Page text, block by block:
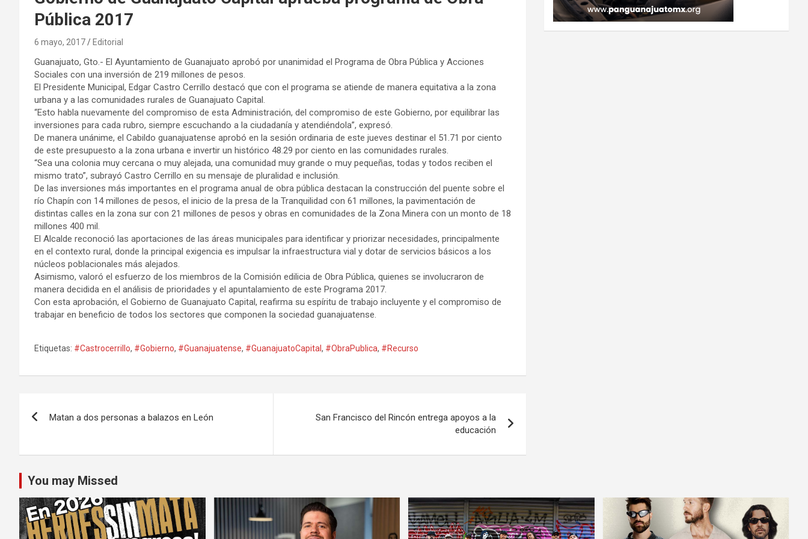
Pública 2017
6 mayo, 2017 Editorial
Guanajuato, Gto.- El Ayuntamiento de Guanajuato aprobó por unanimidad el Programa de Obra Pública y Acciones
Sociales con una inversión de 219 millones de pesos.
El Presidente Municipal, Edgar Castro Cerrillo destacó que con el programa se atiende de manera equitativa a la zona
urbana y a las comunidades rurales de Guanajuato Capital.
“Esto habla nuevamente del compromiso de esta Administración, del compromiso de este Gobierno, por equilibrar las
inversiones para cada rubro, siempre escuchando a la ciudadanía y atendiéndola”, expresó.
De manera unánime, el Cabildo guanajuatense aprobó en la sesión ordinaria de este jueves destinar el 51.71 por ciento
de este presupuesto a la zona urbana e invertir un histórico 48.29 por ciento en las comunidades rurales.
“Sea una colonia muy cercana o muy alejada, una comunidad muy grande o muy pequeñas, todas y todos reciben el
mismo trato”, subrayó Castro Cerrillo en su mensaje de pluralidad e inclusión.
De las inversiones más importantes en el programa anual de obra pública destacan la construcción del puente sobre el
río Chapín con 14 millones de pesos, el inicio de la presa de la Tranquilidad con 61 millones, la pavimentación de
distintas calles en la zona sur con 21 millones de pesos y obras en comunidades de la Zona Minera con un monto de 18
millones 400 mil.
El Alcalde reconoció las aportaciones de las áreas municipales para identificar y priorizar necesidades, principalmente
en el contexto rural, donde la principal exigencia es impulsar la infraestructura vial y dotar de servicios básicos a los
núcleos poblacionales más alejados.
Asimismo, valoró el esfuerzo de los miembros de la Comisión edilicia de Obra Pública, quienes se involucraron de
manera decidida en el análisis de prioridades y el apuntalamiento de este Programa 2017.
Con esta aprobación, el Gobierno de Guanajuato Capital, reafirma su espíritu de trabajo incluyente y el compromiso de
trabajar en beneficio de todos los sectores que componen la sociedad guanajuatense.
Etiquetas: #Castrocerrillo, #Gobierno, #Guanajuatense, #GuanajuatoCapital , #ObraPublica, #Recurso
entradas
Matan a dos personas a balazos en León
San Francisco del Rincón entrega apoyos a la
educación
You may Missed